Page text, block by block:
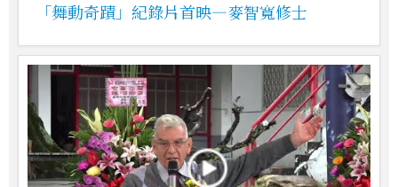
「舞動奇蹟」紀錄片首映—麥智寬修士